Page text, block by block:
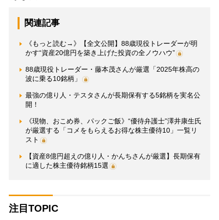
関連記事
《もっと読む→》【全文公開】88歳現役トレーダーが明
かす“資産20億円を築き上げた投資の全ノウハウ”
88歳現役トレーダー・藤本茂さんが厳選「2025年株高の
波に乗る10銘柄」
最強の億り人・テスタさんが長期保有する5銘柄を実名公
開！
《現物、おこめ券、パックご飯》“優待弁護士”澤井康生氏
が厳選する「コメをもらえるお得な株主優待10」一覧リ
スト
【資産8億円超えの億り人・かんちさんが厳選】長期保有
に適した株主優待銘柄15選
注目TOPIC